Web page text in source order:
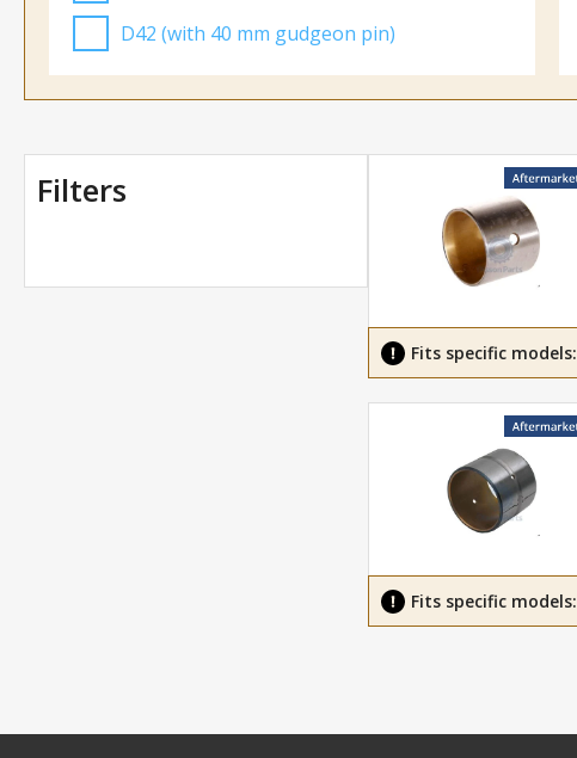
D42 (with 40 mm gudgeon pin)
Filters
Fits specific models:
Fits specific models: